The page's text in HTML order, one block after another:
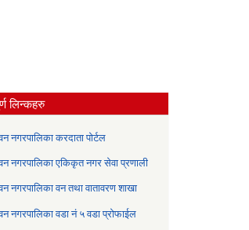
लिन्कहरु
नगरपालिका करदाता पोर्टल
नगरपालिका एकिकृत नगर सेवा प्रणाली
नगरपालिका वन तथा वातावरण शाखा
नगरपालिका वडा नं ५ वडा प्रोफाईल